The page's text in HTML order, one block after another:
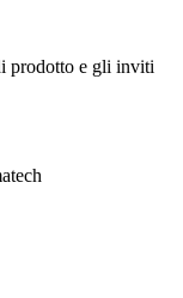
prodotto e gli inviti